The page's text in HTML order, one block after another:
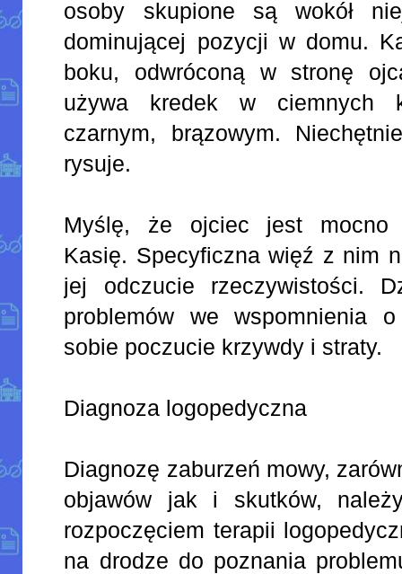
osoby skupione są wokół
dominującej pozycji w domu.
boku, odwróconą w stronę
używa kredek w ciemnych
czarnym, brązowym.
rysuje.
Myślę, że ojciec jest mocno
Kasię. Specyficzna więź z nim
jej odczucie rzeczywistości.
problemów we wspomnienia
sobie poczucie krzywdy i straty.
Diagnoza logopedyczna
Diagnozę zaburzeń mowy,
objawów jak i skutków,
rozpoczęciem terapii
na drodze do poznania